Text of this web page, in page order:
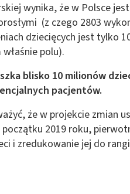
wynika, że w Polsce
(z czego 2803
dziecięcych jest tylko
polu).
blisko 10 milionów
pacjentów.
że w projekcie zmian
2019 roku,
i zredukowanie jej do